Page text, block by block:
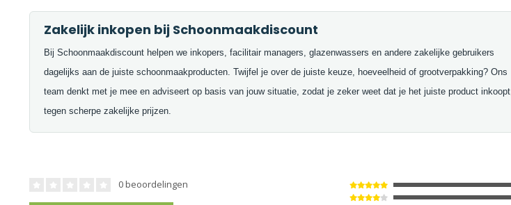
Zakelijk inkopen bij Schoonmaakdiscount
Bij Schoonmaakdiscount helpen we inkopers, facilitair managers, glazenwassers en andere zakelijke gebruikers
dagelijks aan de juiste schoonmaakproducten. Twijfel je over de juiste keuze, hoeveelheid of grootverpakking? Ons
team denkt met je mee en adviseert op basis van jouw situatie, zodat je zeker weet dat je het juiste product inkoopt,
tegen scherpe zakelijke prijzen.
0 beoordelingen